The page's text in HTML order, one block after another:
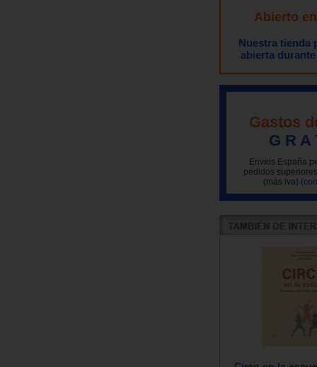
Abierto
Nuestra tienda
abierta
Gastos
G R A
Envíos España
pedidos
(más iva)